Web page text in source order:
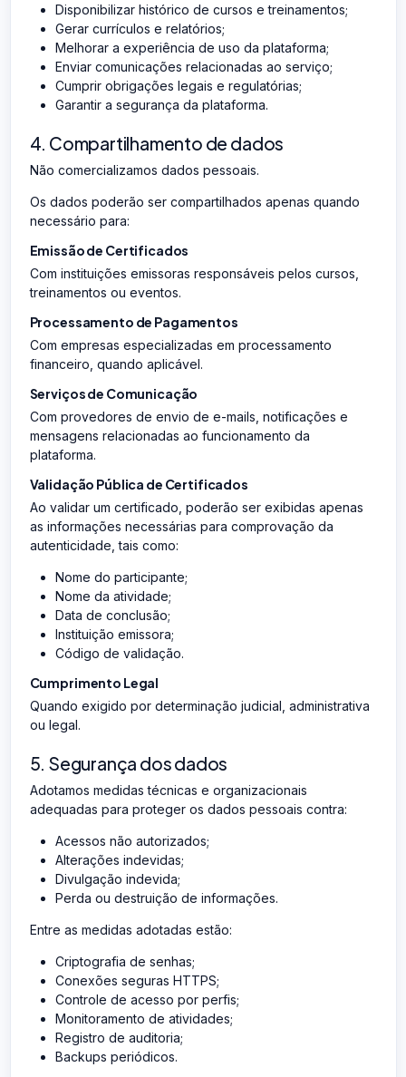
Disponibilizar histórico de cursos e treinamentos;
Gerar currículos e relatórios;
Melhorar a experiência de uso da plataforma;
Enviar comunicações relacionadas ao serviço;
Cumprir obrigações legais e regulatórias;
Garantir a segurança da plataforma.
4. Compartilhamento de dados
Não comercializamos dados pessoais.
Os dados poderão ser compartilhados apenas quando
necessário para:
Emissão de Certificados
Com instituições emissoras responsáveis pelos cursos,
treinamentos ou eventos.
Processamento de Pagamentos
Com empresas especializadas em processamento
financeiro, quando aplicável.
Serviços de Comunicação
Com provedores de envio de e-mails, notificações e
mensagens relacionadas ao funcionamento da
plataforma.
Validação Pública de Certificados
Ao validar um certificado, poderão ser exibidas apenas
as informações necessárias para comprovação da
autenticidade, tais como:
Nome do participante;
Nome da atividade;
Data de conclusão;
Instituição emissora;
Código de validação.
Cumprimento Legal
Quando exigido por determinação judicial, administrativa
ou legal.
5. Segurança dos dados
Adotamos medidas técnicas e organizacionais
adequadas para proteger os dados pessoais contra:
Acessos não autorizados;
Alterações indevidas;
Divulgação indevida;
Perda ou destruição de informações.
Entre as medidas adotadas estão:
Criptografia de senhas;
Conexões seguras HTTPS;
Controle de acesso por perfis;
Monitoramento de atividades;
Registro de auditoria;
Backups periódicos.